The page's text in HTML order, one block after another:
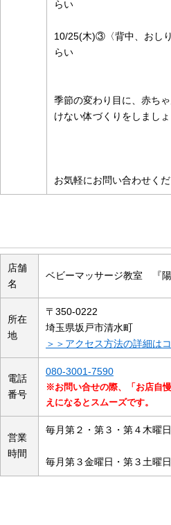
らい
10/25(木)③〈背中、おし
らい
季節の変わり目に、赤ち
けない体づくりをしましょ
お気軽にお問い合わせく
店舗
名
ベビーマッサージ教室 『陽
所在
地
〒350-0222
埼玉県坂戸市清水町
＞＞アクセス方法の詳細は
電話
番号
080-3001-7590
※お問い合せの際、「お店自
えになるとスムーズです。
営業
時間
毎月第２・第３・第４
毎月第３金曜日・第３土